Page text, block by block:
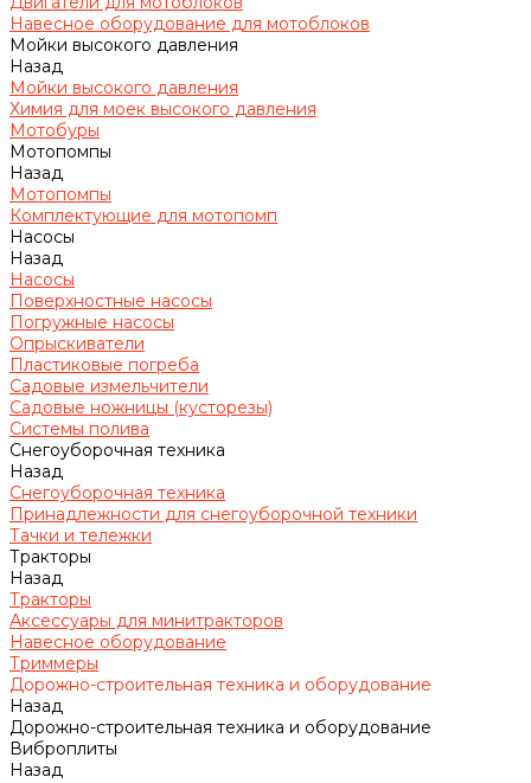
Навесное оборудование для мотоблоков
Мойки высокого давления
Назад
Мойки высокого давления
Химия для моек высокого давления
Мотобуры
Мотопомпы
Назад
Мотопомпы
Комплектующие для мотопомп
Насосы
Назад
Насосы
Поверхностные насосы
Погружные насосы
Опрыскиватели
Пластиковые погреба
Садовые измельчители
Садовые ножницы (кусторезы)
Системы полива
Снегоуборочная техника
Назад
Снегоуборочная техника
Принадлежности для снегоуборочной техники
Тачки и тележки
Тракторы
Назад
Тракторы
Аксессуары для минитракторов
Навесное оборудование
Триммеры
Дорожно-строительная техника и оборудование
Назад
Дорожно-строительная техника и оборудование
Виброплиты
Назад